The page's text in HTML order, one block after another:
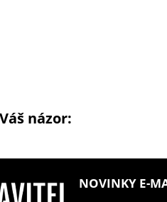
názor:
NOVINKY E-